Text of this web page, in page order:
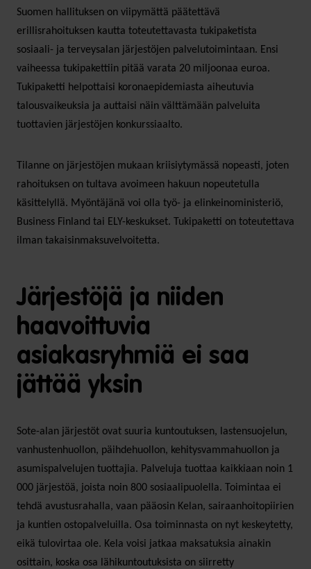
Suomen hallituksen on viipymättä päätettävä
erillisrahoituksen kautta toteutettavasta tukipaketista
sosiaali- ja terveysalan järjestöjen palvelutoimintaan. Ensi
vaiheessa tukipakettiin pitää varata 20 miljoonaa euroa.
Tukipaketti helpottaisi koronaepidemiasta aiheutuvia
talousvaikeuksia ja auttaisi näin välttämään palveluita
tuottavien järjestöjen konkurssiaalto.
Tilanne on järjestöjen mukaan kriisiytymässä nopeasti, joten
rahoituksen on tultava avoimeen hakuun nopeutetulla
käsittelyllä. Myöntäjänä voi olla työ- ja elinkeinoministeriö,
Business Finland tai ELY-keskukset. Tukipaketti on toteutettava
ilman takaisinmaksuvelvoitetta.
Järjestöjä ja niiden
haavoittuvia
asiakasryhmiä ei saa
jättää yksin
Sote-alan järjestöt ovat suuria kuntoutuksen, lastensuojelun,
vanhustenhuollon, päihdehuollon, kehitysvammahuollon ja
asumispalvelujen tuottajia. Palveluja tuottaa kaikkiaan noin 1
000 järjestöä, joista noin 800 sosiaalipuolella. Toimintaa ei
tehdä avustusrahalla, vaan pääosin Kelan, sairaanhoitopiirien
ja kuntien ostopalveluilla. Osa toiminnasta on nyt keskeytetty,
eikä tulovirtaa ole. Kela voisi jatkaa maksatuksia ainakin
osittain, koska osa lähikuntoutuksista on siirretty